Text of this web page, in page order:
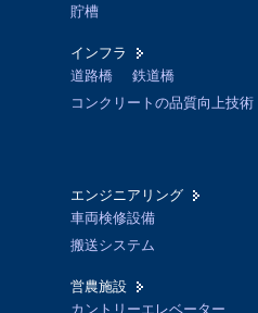
貯槽
インフラ
道路橋
鉄道橋
コンクリートの品質向上技術
エンジニアリング
車両検修設備
搬送システム
営農施設
カントリーエレベーター